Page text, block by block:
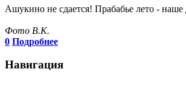
Ашукино не сдается! Прабабье лето - наше
Фото B.K.
0 Подробнее
Навигация